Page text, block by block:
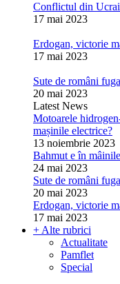
Conflictul din
17 mai 2023
Erdogan, victorie
17 mai 2023
Sute de români
20 mai 2023
Latest News
Motoarele
mașinile electrice?
13 noiembrie 2023
Bahmut e în
24 mai 2023
Sute de români
20 mai 2023
Erdogan, victorie
17 mai 2023
+ Alte rubrici
Actualitate
Pamflet
Special